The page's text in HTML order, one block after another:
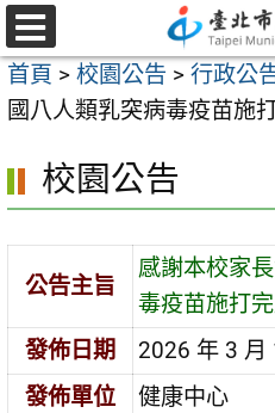
跳
至
主
要
容
選
單
首頁 > 校園公告 > 行政公
國八人類乳突病毒疫苗施
校園公告
公告主旨
感謝本校家
毒疫苗施打
發佈日期
2026 年 3 月
發佈單位
健康中心